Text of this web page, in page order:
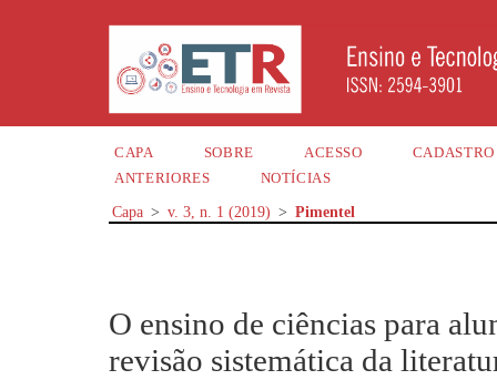
CAPA SOBRE ACESSO
CADASTRO
ANTERIORES
NOTÍCIAS
Capa > v. 3, n. 1 (2019) > Pimentel
O ensino de ciências para
revisão sistemática da